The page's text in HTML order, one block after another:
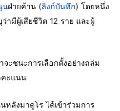
นฝ่ายค้าน (ลิงก์บันทึก) โดยหนึ่ง
มีผู้เสียชีวิต 12 ราย และผู้
ะชนะการเลือกตั้งอย่างถล่ม
คะแนน
ลังมาดูโร ได้เข้าร่วมการ